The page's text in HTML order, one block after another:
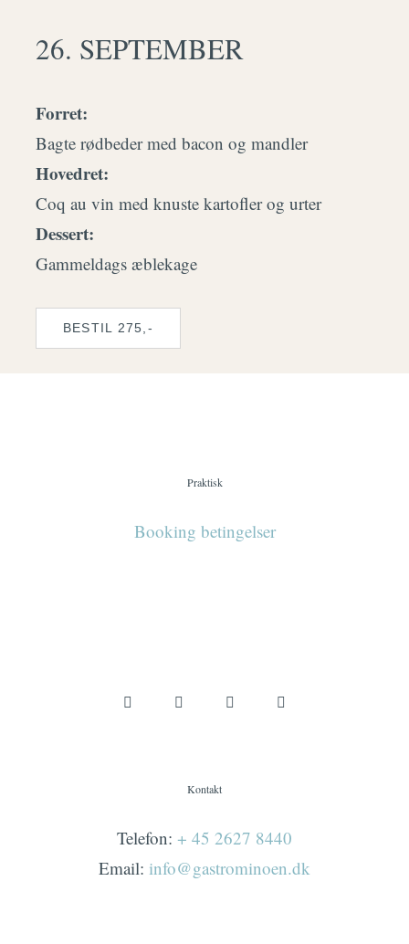
26. SEPTEMBER
Forret:
Bagte rødbeder med bacon og mandler
Hovedret:
Coq au vin med knuste kartofler og urter
Dessert:
Gammeldags æblekage
BESTIL 275,-
Praktisk
Booking betingelser
Kontakt
Telefon: + 45 2627 8440
Email: info@gastrominoen.dk